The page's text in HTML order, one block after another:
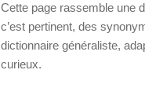
Cette page rassemble une
c’est pertinent, des
dictionnaire généraliste,
curieux.